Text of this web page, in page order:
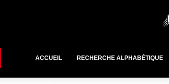
ACCUEIL RECHERCHE ALPHABÉTIQUE